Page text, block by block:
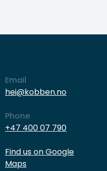
Email
hei@kobben.no
Phone
+47 400 07 790
Find us on Google
Maps